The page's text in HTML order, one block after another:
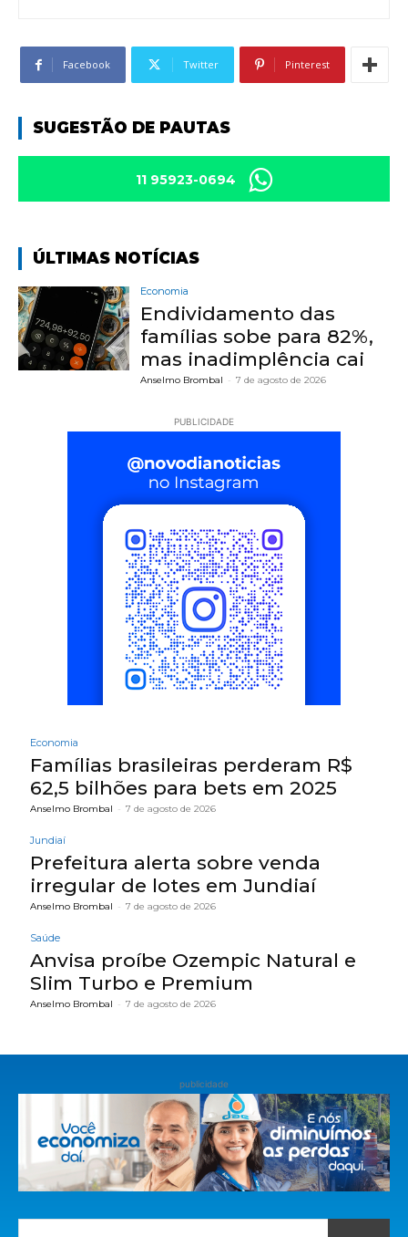
Facebook Twitter Pinterest
SUGESTÃO DE PAUTAS
11 95923-0694
ÚLTIMAS NOTÍCIAS
Economia
Endividamento das
famílias sobe para 82%,
mas inadimplência cai
Anselmo Brombal - 7 de agosto de 2026
PUBLICIDADE
Economia
Famílias brasileiras perderam R$
62,5 bilhões para bets em 2025
Anselmo Brombal - 7 de agosto de 2026
Jundiaí
Prefeitura alerta sobre venda
irregular de lotes em Jundiaí
Anselmo Brombal - 7 de agosto de 2026
Saúde
Anvisa proíbe Ozempic Natural e
Slim Turbo e Premium
Anselmo Brombal - 7 de agosto de 2026
publicidade